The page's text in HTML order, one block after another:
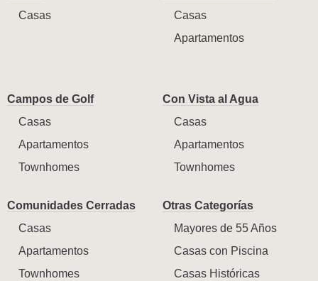
Casas
Casas
Apartamentos
Campos de Golf
Casas
Apartamentos
Townhomes
Con Vista al Agua
Casas
Apartamentos
Townhomes
Comunidades Cerradas
Casas
Apartamentos
Townhomes
Otras Categorías
Mayores de 55 Años
Casas con Piscina
Casas Históricas